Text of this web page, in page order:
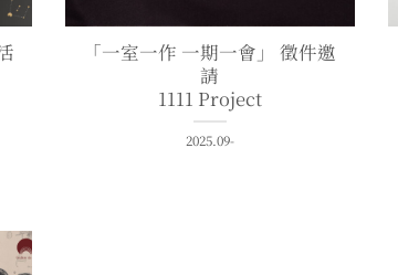
「一室一作 一期一會」 徵件邀
請
1111 Project
2025.09-